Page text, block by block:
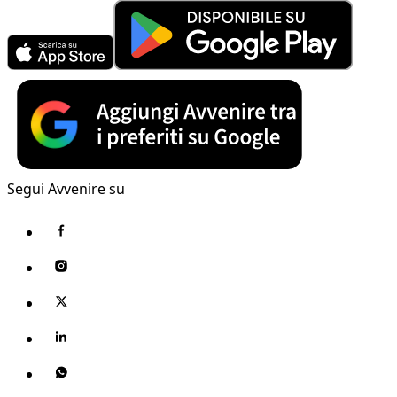
Segui Avvenire su